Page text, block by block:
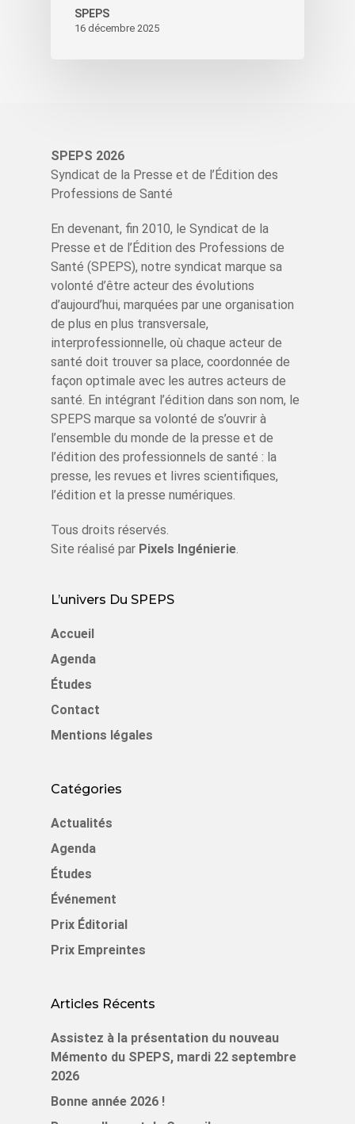
SPEPS
16 décembre 2025
SPEPS 2026
Syndicat de la Presse et de l’Édition des
Professions de Santé
En devenant, fin 2010, le Syndicat de la
Presse et de l’Édition des Professions de
Santé (SPEPS), notre syndicat marque sa
volonté d’être acteur des évolutions
d’aujourd’hui, marquées par une organisation
de plus en plus transversale,
interprofessionnelle, où chaque acteur de
santé doit trouver sa place, coordonnée de
façon optimale avec les autres acteurs de
santé. En intégrant l’édition dans son nom, le
SPEPS marque sa volonté de s’ouvrir à
l’ensemble du monde de la presse et de
l’édition des professionnels de santé : la
presse, les revues et livres scientifiques,
l’édition et la presse numériques.
Tous droits réservés.
Site réalisé par Pixels Ingénierie.
L’univers Du SPEPS
Accueil
Agenda
Études
Contact
Mentions légales
Catégories
Actualités
Agenda
Études
Événement
Prix Éditorial
Prix Empreintes
Articles Récents
Assistez à la présentation du nouveau
Mémento du SPEPS, mardi 22 septembre
2026
Bonne année 2026 !